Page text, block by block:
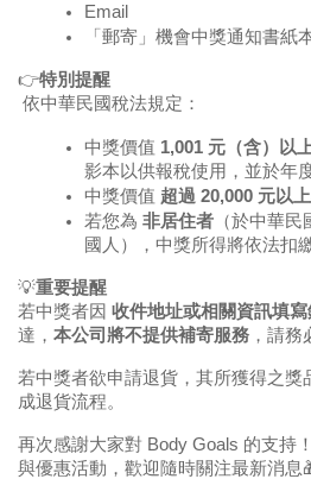
Email
「郵寄」機會中獎通知書紙
👉特別提醒
依中華民國稅法規定：
中獎價值 1,001 元（含）以
影本以供報稅使用，並於年
中獎價值 超過 20,000 元以上
若您為 非居住者 （於中華
國人），中獎所得將依法扣
💡重要提醒
若中獎者因 收件地址或相關資訊填寫
達， 本公司將不提供補寄服務 ，請務
若中獎者欲申請退貨，其所獲得之獎
成退貨流程。
再次感謝大家對 Body Goals 的支持
與優惠活動，歡迎隨時關注最新消息